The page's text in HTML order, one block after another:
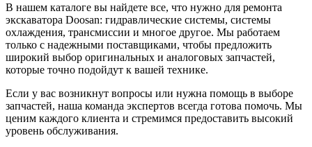
В нашем каталоге вы найдете все, что нужно для ремонта
экскаватора Doosan: гидравлические системы, системы
охлаждения, трансмиссии и многое другое. Мы работаем
только с надежными поставщиками, чтобы предложить
широкий выбор оригинальных и аналоговых запчастей,
которые точно подойдут к вашей технике.
Если у вас возникнут вопросы или нужна помощь в выборе
запчастей, наша команда экспертов всегда готова помочь. Мы
ценим каждого клиента и стремимся предоставить высокий
уровень обслуживания.